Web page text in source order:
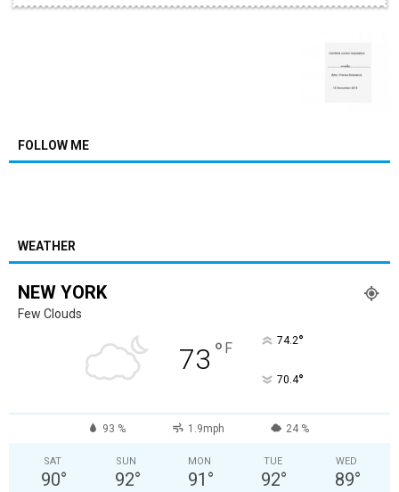
FOLLOW ME
WEATHER
NEW YORK
Few Clouds
73 ° F 74.2°
70.4°
93 % 1.9mph 24 %
SAT
90°
SUN
92°
MON
91 °
TUE
92°
WED
89°